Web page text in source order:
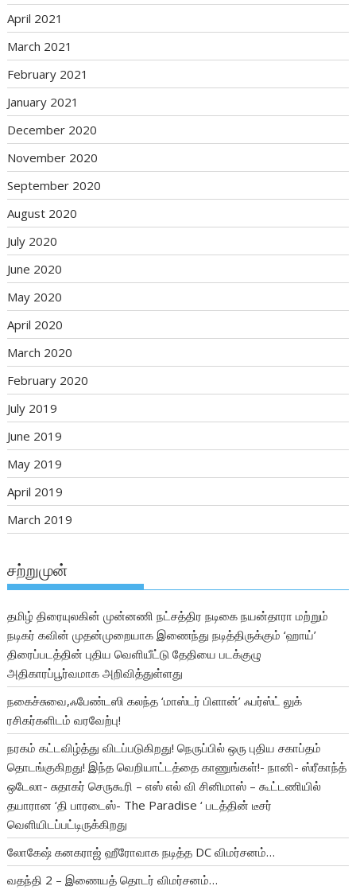
April 2021
March 2021
February 2021
January 2021
December 2020
November 2020
September 2020
August 2020
July 2020
June 2020
May 2020
April 2020
March 2020
February 2020
July 2019
June 2019
May 2019
April 2019
March 2019
சற்றுமுன்
தமிழ் திரையுலகின் முன்னணி நட்சத்திர நடிகை நயன்தாரா மற்றும்
நடிகர் கவின் முதன்முறையாக இணைந்து நடித்திருக்கும் ‘ஹாய்’
திரைப்படத்தின் புதிய வெளியீட்டு தேதியை படக்குழு
அதிகாரப்பூர்வமாக அறிவித்துள்ளது
நகைச்சுவை,ஃபேண்டஸி கலந்த ‘மாஸ்டர் பிளான்’ ஃபர்ஸ்ட் லுக்
ரசிகர்களிடம் வரவேற்பு!
நரகம் கட்டவிழ்த்து விடப்படுகிறது! நெருப்பில் ஒரு புதிய சகாப்தம்
தொடங்குகிறது! இந்த வெறியாட்டத்தை காணுங்கள்!- நானி- ஸ்ரீகாந்த்
ஒடேலா- சுதாகர் செருகூரி – எஸ் எல் வி சினிமாஸ் – கூட்டணியில்
தயாரான ‘தி பாரடைஸ்- The Paradise ‘ படத்தின் டீசர்
வெளியிடப்பட்டிருக்கிறது
லோகேஷ் கனகராஜ் ஹீரோவாக நடித்த DC விமர்சனம்…
வதந்தி 2 – இணையத் தொடர் விமர்சனம்…